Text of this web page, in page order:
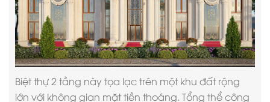
Biệt thự 2 tầng này tọa lạc trên một khu đất rộng
lớn với không gian mặt tiền thoáng. Tổng thể công